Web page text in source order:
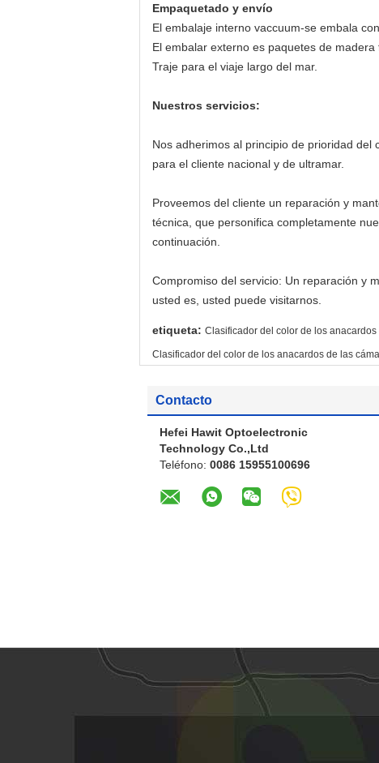
Empaquetado y envío
El embalaje interno vaccuum-se embala
El embalar externo es paquetes de madera
Traje para el viaje largo del mar.
Nuestros servicios:
Nos adherimos al principio de prioridad
para el cliente nacional y de ultramar.
Proveemos del cliente un reparación y
técnica, que personifica completamente
continuación.
Compromiso del servicio: Un reparación y
usted es, usted puede visitarnos.
etiqueta: Clasificador del color de los
Clasificador del color de los anacardos de las
Contacto
Hefei Hawit Optoelectronic
Technology Co.,Ltd
Teléfono: 0086 15955100696